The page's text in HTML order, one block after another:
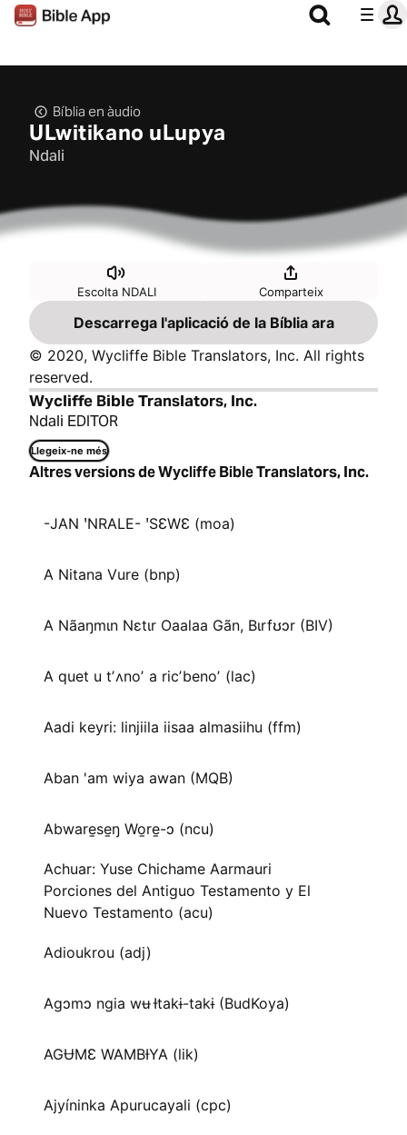
Bíblia en àudio
ULwitikano uLupya
Ndali
Escolta NDALI Comparteix
Descarrega l'aplicació de la Bíblia ara
© 2020, Wycliffe Bible Translators, Inc. All rights
reserved.
Wycliffe Bible Translators, Inc.
Ndali EDITOR
Llegeix-ne més
Altres versions de Wycliffe Bible Translators, Inc.
-JAN ꞌNRALE- ꞌSƐWƐ (moa)
A Nitana Vure (bnp)
A Nãaŋmɩn Nɛtɩr Oaalaa Gãn, Bɩrfʊɔr (BIV)
A quet u tʼʌnoʼ a ricʼbenoʼ (lac)
Aadi keyri: linjiila iisaa almasiihu (ffm)
Aban 'am wiya awan (MQB)
Abware̱se̱ŋ Wo̱re̱-ɔ (ncu)
Achuar: Yuse Chichame Aarmauri
Porciones del Antiguo Testamento y El
Nuevo Testamento (acu)
Adioukrou (adj)
Agɔmɔ ngia wʉ Ɨtakɨ-takɨ (BudKoya)
AGɄMƐ WAMBƗYA (lik)
Ajyíninka Apurucayali (cpc)